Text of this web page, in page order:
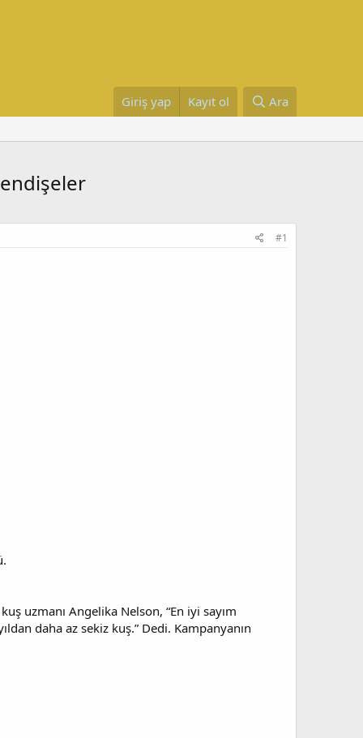
Giriş yap Kayıt ol Ara
#1
uzmanı Angelika Nelson, “En iyi sayım
daha az sekiz kuş.” Dedi. Kampanyanın